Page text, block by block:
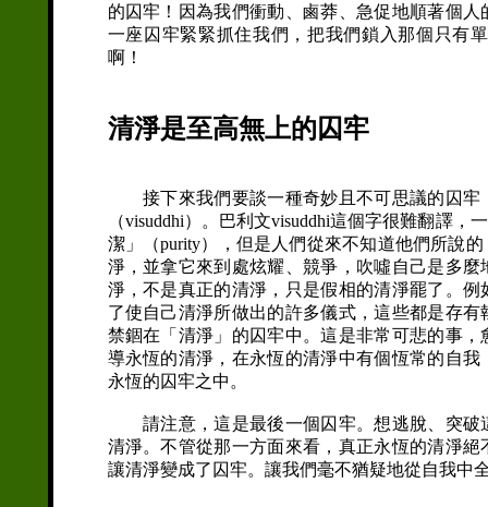
的囚牢！因為我們衝動、鹵莽、急促地順著個
一座囚牢緊緊抓住我們，把我們鎖入那個只有
啊！
清淨是至高無上的囚牢
接下來我們要談一種奇妙且不可思議的囚牢
（visuddhi）。巴利文visuddhi這個字很難翻譯
潔」（purity），但是人們從來不知道他們所說
淨，並拿它來到處炫耀、競爭，吹噓自己是多
淨，不是真正的清淨，只是假相的清淨罷了。
了使自己清淨所做出的許多儀式，這些都是存
禁錮在「清淨」的囚牢中。這是非常可悲的事
導永恆的清淨，在永恆的清淨中有個恆常的自
永恆的囚牢之中。
請注意，這是最後一個囚牢。想逃脫、突破
清淨。不管從那一方面來看，真正永恆的清淨
讓清淨變成了囚牢。讓我們毫不猶疑地從自我中